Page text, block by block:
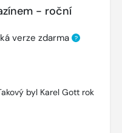
- roční
verze zdarma ?
byl Karel Gott rok